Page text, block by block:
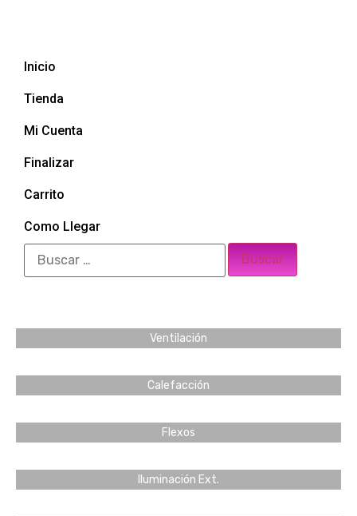
Inicio
Tienda
Mi Cuenta
Finalizar
Carrito
Como Llegar
Ventilación
Calefacción
Flexos
Iluminación Ext.